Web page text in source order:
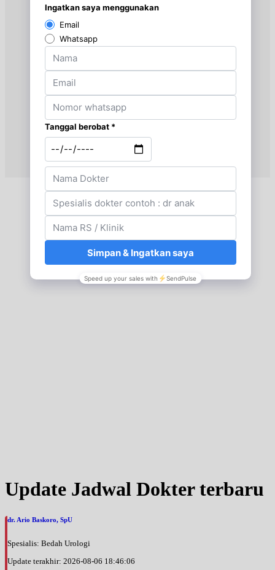
Rabu, 26/08/2026
Jam 14:30 - 21:00
Kamis, 27/08/2026
Jam 17:00 - 20:00
Jumat, 28/08/2026
Jam 08:00 - 14:00
Sabtu, 29/08/2026
Jam 14:00 - 18:00
Senin, 31/08/2026
Jam 08:00 - 14:00
Rabu, 02/09/2026
Jam 14:30 - 21:00
Kamis, 03/09/2026
Update Jadwal Dokter terbaru
dr. Ario Baskoro, SpU
Spesialis: Bedah Urologi
Update terakhir: 2026-08-06 18:46:06